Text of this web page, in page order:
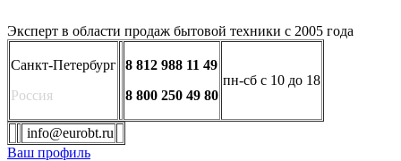
Эксперт в области продаж бытовой техники с 2005 года
Санкт-Петербург
Россия
8 812 988 11 49
8 800 250 49 80
пн-сб с 10 до 18
info@eurobt.ru
Ваш профиль